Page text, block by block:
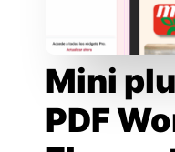
Mini
PDF